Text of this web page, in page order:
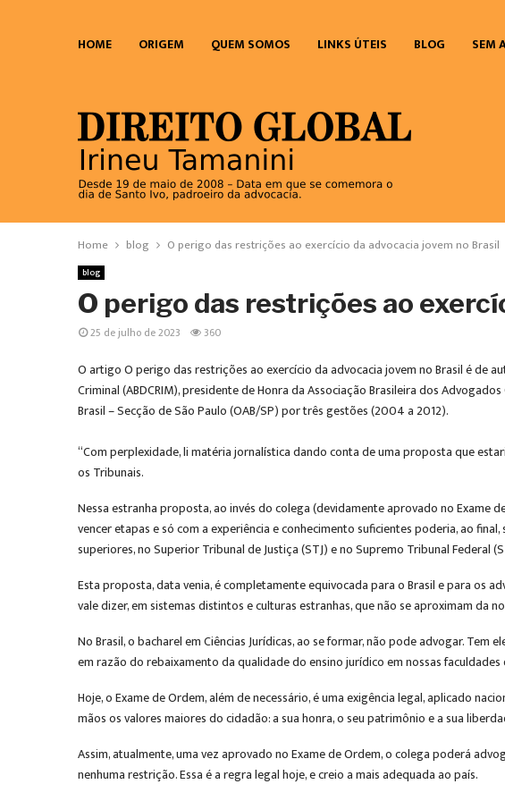
HOME ORIGEM QUEM SOMOS LINKS ÚTEIS BLOG SEM
Home blog O perigo das restrições ao exercício da advocacia jovem no Brasil
blog
O perigo das restrições ao
25 de julho de 2023 360
O artigo O perigo das restrições ao exercício da advocacia jovem no Brasil é de
Criminal (ABDCRIM), presidente de Honra da Associação Brasileira dos
Brasil – Secção de São Paulo (OAB/SP) por três gestões (2004 a 2012).
“Com perplexidade, li matéria jornalística dando conta de uma proposta que
os Tribunais.
​​Nessa estranha proposta, ao invés do colega (devidamente aprovado no
vencer etapas e só com a experiência e conhecimento suficientes poderia, ao
superiores, no Superior Tribunal de Justiça (STJ) e no Supremo Tribunal Federal
​​Esta proposta, data venia, é completamente equivocada para o Brasil e para os
vale dizer, em sistemas distintos e culturas estranhas, que não se aproximam da
​​No Brasil, o bacharel em Ciências Jurídicas, ao se formar, não pode advogar.
em razão do rebaixamento da qualidade do ensino jurídico em nossas faculdades
​​Hoje, o Exame de Ordem, além de necessário, é uma exigência legal, aplicado
mãos os valores maiores do cidadão: a sua honra, o seu patrimônio e a sua
​​Assim, atualmente, uma vez aprovado no Exame de Ordem, o colega poderá
nenhuma restrição. Essa é a regra legal hoje, e creio a mais adequada ao país.